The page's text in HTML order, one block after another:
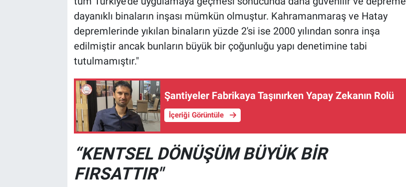
dayanıklı binaların inşası mümkün olmuştur. Kahramanmaraş ve Hatay
depremlerinde yıkılan binaların yüzde 2'si ise 2000 yılından sonra inşa
edilmiştir ancak bunların büyük bir çoğunluğu yapı denetimine tabi
tutulmamıştır."
Şantiyeler Fabrikaya Taşınırken Yapay Zekanın Rolü
İçeriği Görüntüle
“KENTSEL DÖNÜŞÜM BÜYÜK BİR
FIRSATTIR"